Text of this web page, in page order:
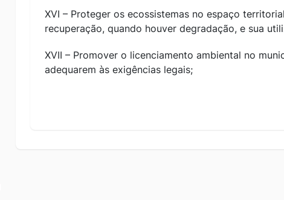
XVI – Proteger os ecossistemas no espaço
recuperação, quando houver degradação, e sua
XVII – Promover o licenciamento ambiental no
adequarem às exigências legais;